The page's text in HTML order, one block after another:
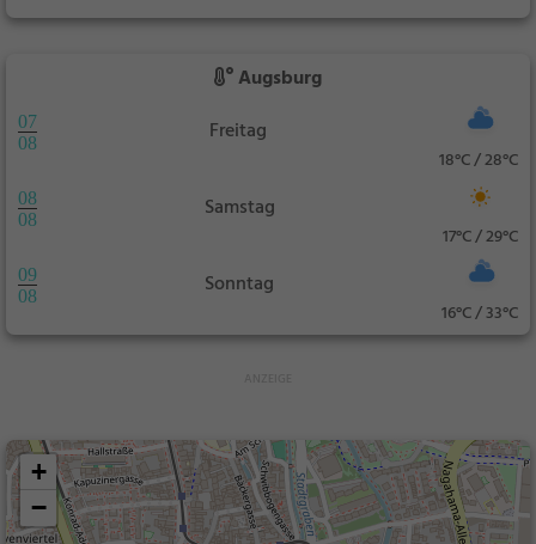
Augsburg
07
08
Freitag
18°C / 28°C
08
08
Samstag
17°C / 29°C
09
08
Sonntag
16°C / 33°C
+
−